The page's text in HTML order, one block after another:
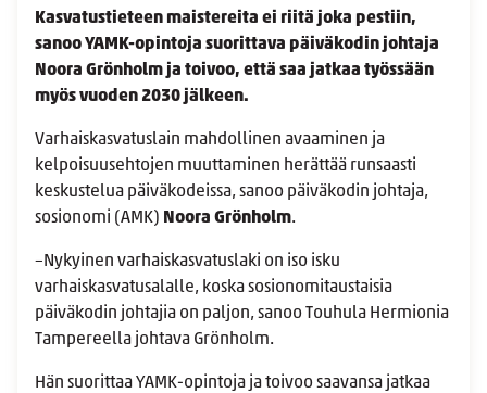
Kasvatustieteen maistereita ei riitä joka pestiin,
sanoo YAMK-opintoja suorittava päiväkodin johtaja
Noora Grönholm ja toivoo, että saa jatkaa työssään
myös vuoden 2030 jälkeen.
Varhaiskasvatuslain mahdollinen avaaminen ja
kelpoisuusehtojen muuttaminen herättää runsaasti
keskustelua päiväkodeissa, sanoo päiväkodin johtaja,
sosionomi (AMK) Noora Grönholm.
–Nykyinen varhaiskasvatuslaki on iso isku
varhaiskasvatusalalle, koska sosionomitaustaisia
päiväkodin johtajia on paljon, sanoo Touhula Hermionia
Tampereella johtava Grönholm.
Hän suorittaa YAMK-opintoja ja toivoo saavansa jatkaa